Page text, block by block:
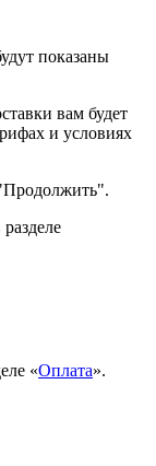
показаны
вам будет
и условиях
«Оплата».